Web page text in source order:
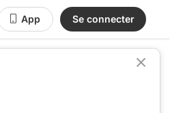
App Se connecter